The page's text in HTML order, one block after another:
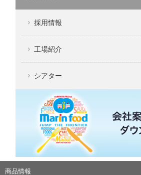
採用情報
工場紹介
シアター
商品情報